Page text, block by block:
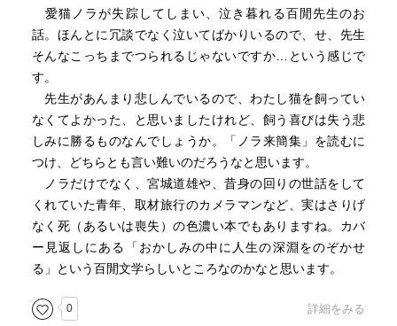
愛猫ノラが失踪してしまい、泣き暮れる百閒先生のお
話。ほんとに冗談でなく泣いてばかりいるので、せ、先生
そんなこっちまでつられるじゃないですか…という感じで
す。
先生があんまり悲しんでいるので、わたし猫を飼ってい
なくてよかった、と思いましたけれど、飼う喜びは失う悲
しみに勝るものなんでしょうか。「ノラ来簡集」を読むに
つけ、どちらとも言い難いのだろうなと思います。
ノラだけでなく、宮城道雄や、昔身の回りの世話をして
くれていた青年、取材旅行のカメラマンなど、実はさりげ
なく死（あるいは喪失）の色濃い本でもありますね。カバ
ー見返しにある「おかしみの中に人生の深淵をのぞかせ
る」という百閒文学らしいところなのかなと思います。
0 詳細をみる